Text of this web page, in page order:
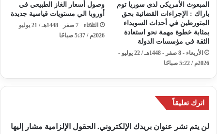
المبعوث الأمريكي لدي سوريا توم
باراك : الإجراءات القضائية بحق
المتورطين في أحداث السويداء
بمثابة خطوة مهمة نحو استعادة
الثقة في مؤسسات الدولة
الأربعاء - 8 صفر - 1448هـ / 22 يوليو -
2026م / 5:22 صباحًا
وصول أسعار الغاز الطبيعي في
أوروبا الي مستويات قياسية جديدة
الثلاثاء - 7 صفر - 1448هـ / 21 يوليو -
2026م / 5:37 صباحًا
اترك تعليقاً
لن يتم نشر عنوان بريدك الإلكتروني. الحقول الإلزامية مشار إليها